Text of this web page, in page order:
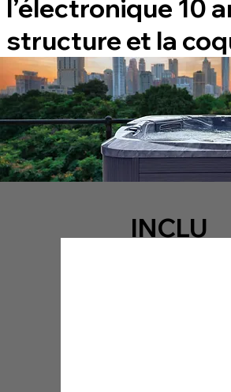
l’électronique 10
structure et la
INCLU